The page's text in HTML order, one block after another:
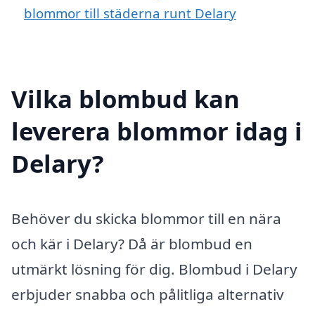
blommor till städerna runt Delary
Vilka blombud kan
leverera blommor idag i
Delary?
Behöver du skicka blommor till en nära
och kär i Delary? Då är blombud en
utmärkt lösning för dig. Blombud i Delary
erbjuder snabba och pålitliga alternativ